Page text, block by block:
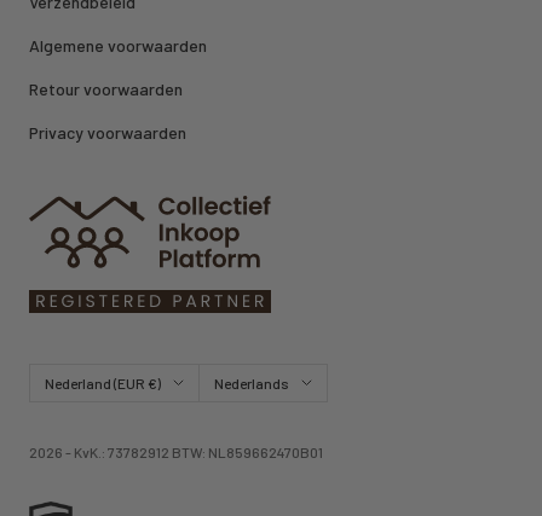
Algemene voorwaarden
Retour voorwaarden
Privacy voorwaarden
Land/regio Nederland (EUR €) TaalNederlands
2026 - KvK.: 73782912 BTW: NL859662470B01